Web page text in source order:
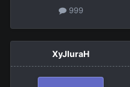
999
XyJIuraH